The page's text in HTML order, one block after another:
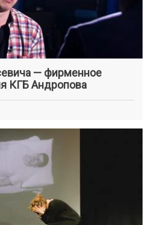
— фирменное
КГБ Андропова